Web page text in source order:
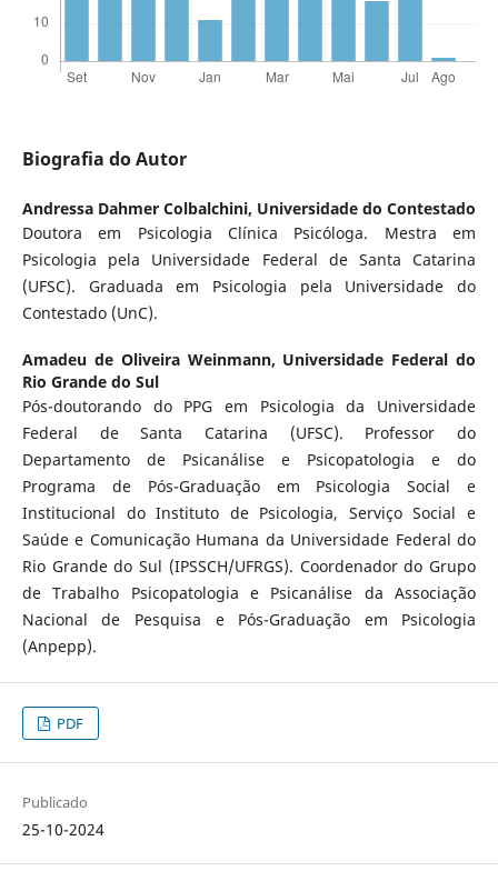
Biografia do Autor
Andressa Dahmer Colbalchini, Universidade do Contestado
Doutora em Psicologia Clínica Psicóloga. Mestra em
Psicologia pela Universidade Federal de Santa Catarina
(UFSC). Graduada em Psicologia pela Universidade do
Contestado (UnC).
Amadeu de Oliveira Weinmann, Universidade Federal do
Rio Grande do Sul
Pós-doutorando do PPG em Psicologia da Universidade
Federal de Santa Catarina (UFSC). Professor do
Departamento de Psicanálise e Psicopatologia e do
Programa de Pós-Graduação em Psicologia Social e
Institucional do Instituto de Psicologia, Serviço Social e
Saúde e Comunicação Humana da Universidade Federal do
Rio Grande do Sul (IPSSCH/UFRGS). Coordenador do Grupo
de Trabalho Psicopatologia e Psicanálise da Associação
Nacional de Pesquisa e Pós-Graduação em Psicologia
(Anpepp).
PDF
Publicado
25-10-2024